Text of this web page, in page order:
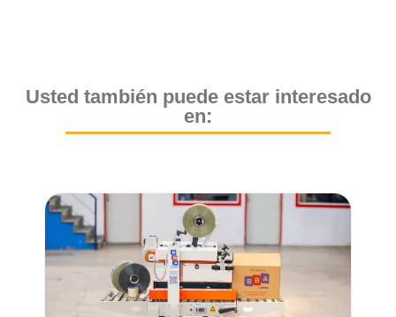
Usted también puede estar interesado
en: